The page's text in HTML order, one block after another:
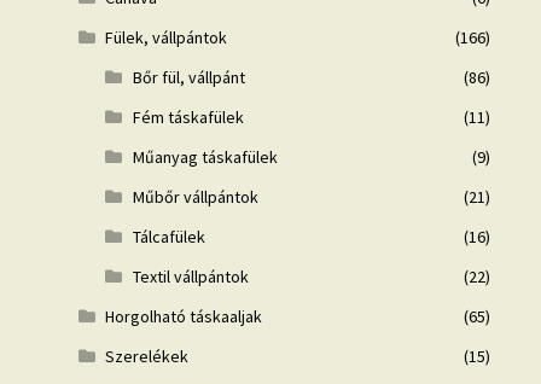
Fülek, vállpántok
(166)
Bőr fül, vállpánt
(86)
Fém táskafülek
(11)
Műanyag táskafülek
(9)
Műbőr vállpántok
(21)
Tálcafülek
(16)
Textil vállpántok
(22)
Horgolható táskaaljak
(65)
Szerelékek
(15)